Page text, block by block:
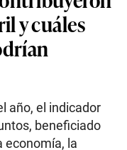
y cuáles
año, el indicador
beneficiado
economía, la